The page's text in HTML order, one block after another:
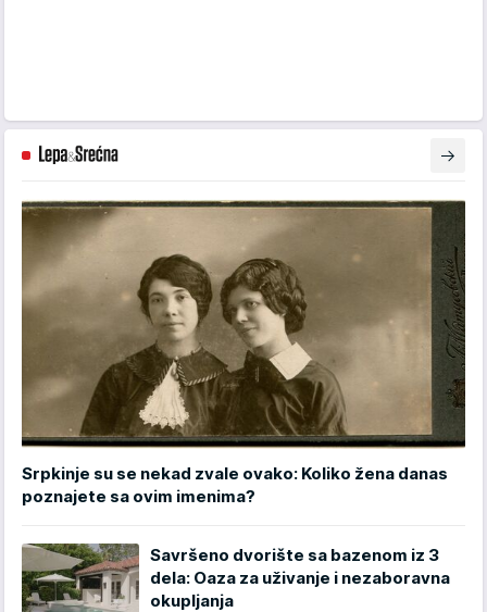
Srpkinje su se nekad zvale ovako: Koliko žena danas
poznajete sa ovim imenima?
Savršeno dvorište sa bazenom iz 3
dela: Oaza za uživanje i nezaboravna
okupljanja